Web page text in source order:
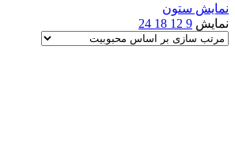
نمایش ستون
نمایش 9
12
18
24